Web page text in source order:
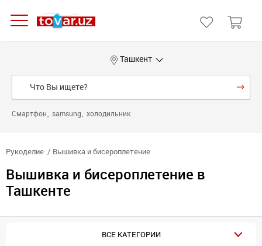
Ташкент
Смартфон samsung холодильник
Рукоделие Вышивка и бисероплетение
Вышивка и бисероплетение в
Ташкенте
ВСЕ КАТЕГОРИИ